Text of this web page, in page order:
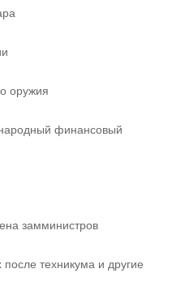
оружия
финансовый
замминистров
техникума и другие